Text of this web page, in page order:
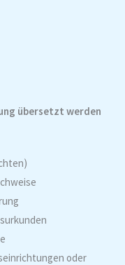
übersetzt werden
oder